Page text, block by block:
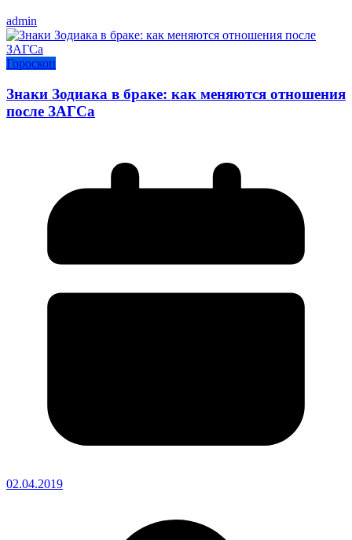
admin
Гороскоп
Знаки Зодиака в браке: как меняются отношения
после ЗАГСа
02.04.2019